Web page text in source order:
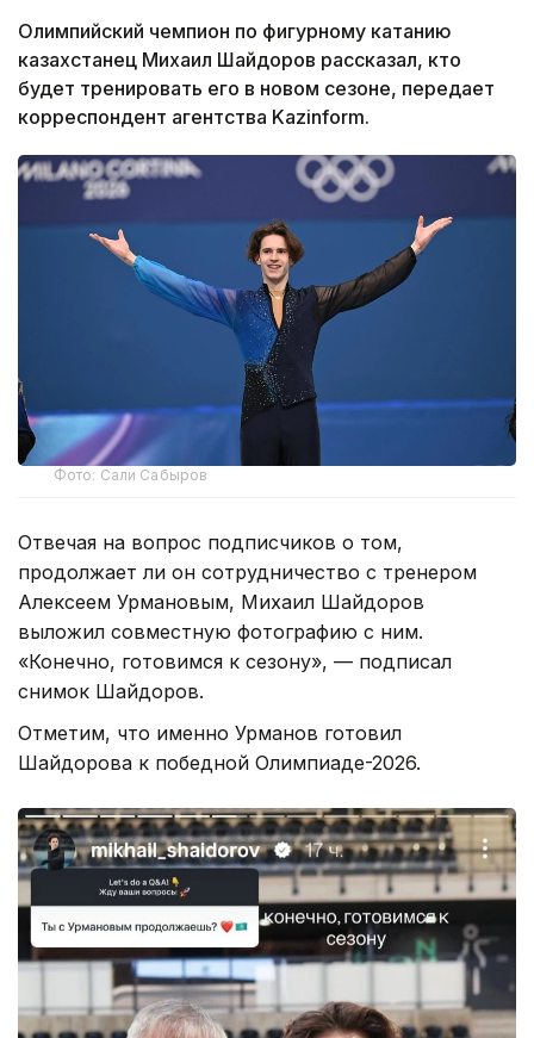
Олимпийский чемпион по фигурному катанию
казахстанец Михаил Шайдоров рассказал, кто
будет тренировать его в новом сезоне, передает
корреспондент агентства Kazinform.
Фото: Сали Сабыров
Отвечая на вопрос подписчиков о том,
продолжает ли он сотрудничество с тренером
Алексеем Урмановым, Михаил Шайдоров
выложил совместную фотографию с ним.
«Конечно, готовимся к сезону», — подписал
снимок Шайдоров.
Отметим, что именно Урманов готовил
Шайдорова к победной Олимпиаде-2026.